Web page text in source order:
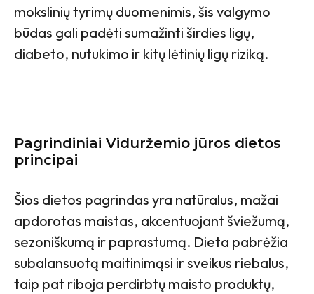
mokslinių tyrimų duomenimis, šis valgymo
būdas gali padėti sumažinti širdies ligų,
diabeto, nutukimo ir kitų lėtinių ligų riziką.
Pagrindiniai Viduržemio jūros dietos
principai
Šios dietos pagrindas yra natūralus, mažai
apdorotas maistas, akcentuojant šviežumą,
sezoniškumą ir paprastumą. Dieta pabrėžia
subalansuotą maitinimąsi ir sveikus riebalus,
taip pat riboja perdirbtų maisto produktų,